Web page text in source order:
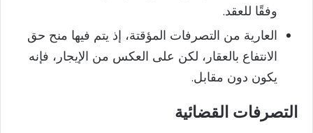
وفقًا للعقد.
العارية من التصرفات المؤقتة، إذ يتم فيها منح حق
الانتفاع بالعقار، لكن على العكس من الإيجار، فإنه
يكون دون مقابل.
التصرفات القضائية